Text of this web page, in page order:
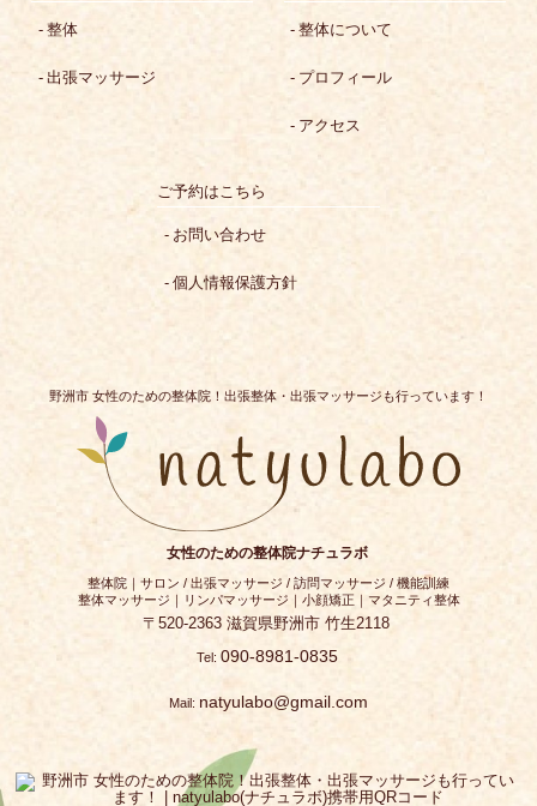
整体
出張マッサージ
整体について
プロフィール
アクセス
ご予約はこちら
お問い合わせ
個人情報保護方針
野洲市 女性のための整体院！出張整体・出張マッサージも行っています！
女性のための整体院ナチュラボ
整体院｜サロン / 出張マッサージ / 訪問マッサージ / 機能訓練
整体マッサージ｜リンパマッサージ｜小顔矯正｜マタニティ整体
〒520-2363 滋賀県野洲市 竹生2118
Tel: 090-8981-0835
Mail: natyulabo@gmail.com